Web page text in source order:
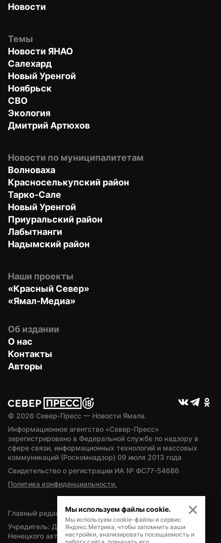
Новости
Темы
Новости ЯНАО
Салехард
Новый Уренгой
Ноябрьск
СВО
Экология
Дмитрий Артюхов
Новости по муниципалитетам
Волноваха
Красноселькупский район
Тарко-Сале
Новый Уренгой
Приуральский район
Лабытнанги
Надымский район
Наши проекты
«Красный Север»
«Ямал-Медиа»
Об издании
О нас
Контакты
Авторы
© 2026 Север-Пресс — Новости Ямала.
Информационное агентство «Север-Пресс»
зарегистрировано в Федеральной службе по надзору в
сфере связи, информационных технологий и массовых
коммуникаций (Роскомнадзор) 09 июля 2013 года
Свидетельство о регистрации ИА № ФС77-54686
Политика конфиденциальности.
Главный редактор — А.Л. Поздеев
Учредитель: Департамент внутренней политики Ямало-
Ненецкого автономного округа
Мы используем файлы cookie.
Мы используем cookie-файлы и сервис
Яндекс.Метрика, чтобы запомнить ваши
настройки, анализировать посещаемость и